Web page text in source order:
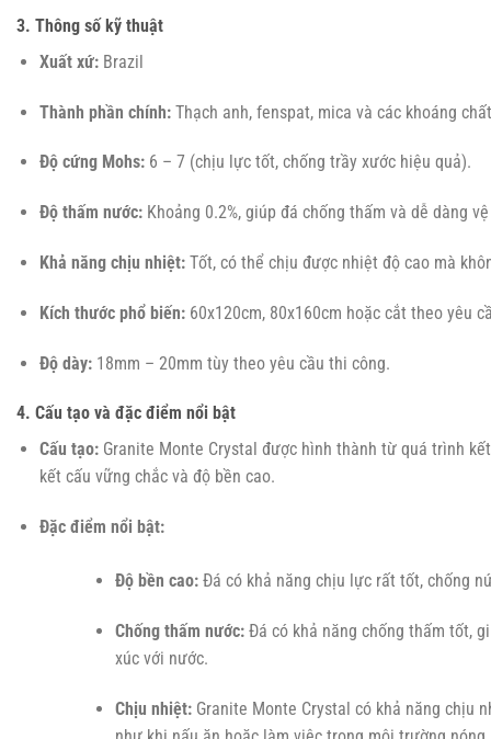
3. Thông số kỹ thuật
Xuất xứ:Brazil
Thành phần chính:Thạch anh, fenspat, mica và các khoáng
Độ cứng Mohs:6 – 7 (chịu lực tốt, chống trầy xước hiệu quả).
Độ thấm nước:Khoảng 0.2%, giúp đá chống thấm và dễ dàng
Khả năng chịu nhiệt:Tốt, có thể chịu được nhiệt độ cao mà
Kích thước phổ biến:60x120cm, 80x160cm hoặc cắt theo yêu
Độ dày:18mm – 20mm tùy theo yêu cầu thi công.
4. Cấu tạo và đặc điểm nổi bật
Cấu tạo:Granite Monte Crystal được hình thành từ quá trình
kết cấu vững chắc và độ bền cao.
Đặc điểm nổi bật:
Độ bền cao:Đá có khả năng chịu lực rất tốt, chống
Chống thấm nước:Đá có khả năng chống thấm tốt,
xúc với nước.
Chịu nhiệt:Granite Monte Crystal có khả năng chịu